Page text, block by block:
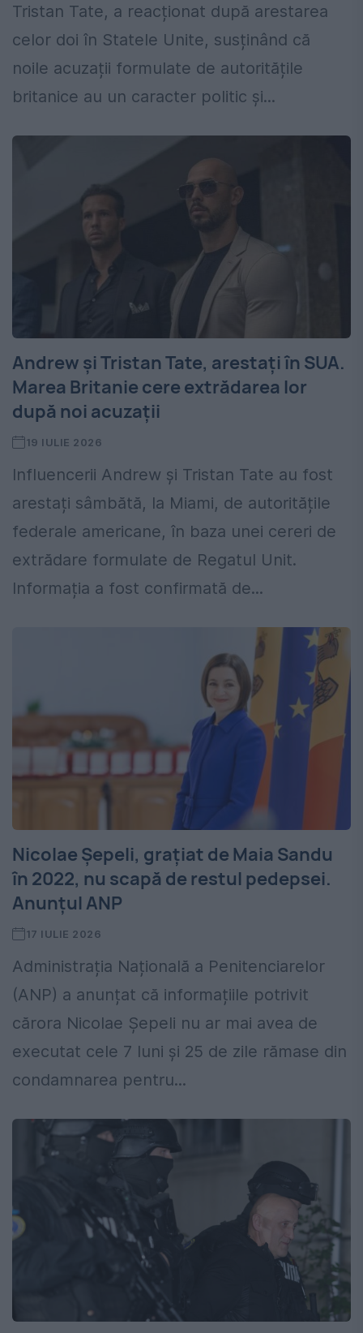
Tristan Tate, a reacționat după arestarea
celor doi în Statele Unite, susținând că
noile acuzații formulate de autoritățile
britanice au un caracter politic și...
Andrew și Tristan Tate, arestați în SUA.
Marea Britanie cere extrădarea lor
după noi acuzații
19 IULIE 2026
Influencerii Andrew și Tristan Tate au fost
arestați sâmbătă, la Miami, de autoritățile
federale americane, în baza unei cereri de
extrădare formulate de Regatul Unit.
Informația a fost confirmată de...
Nicolae Șepeli, grațiat de Maia Sandu
în 2022, nu scapă de restul pedepsei.
Anunțul ANP
17 IULIE 2026
Administrația Națională a Penitenciarelor
(ANP) a anunțat că informațiile potrivit
cărora Nicolae Șepeli nu ar mai avea de
executat cele 7 luni și 25 de zile rămase din
condamnarea pentru...